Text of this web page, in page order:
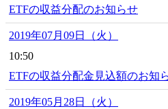
ETFの収益分配のお知らせ
2019年07月09日（火）
10:50
ETFの収益分配金見込額のお知
2019年05月28日（火）